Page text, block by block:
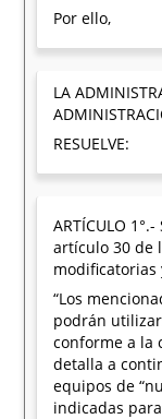
Por ello,
LA
RESUELVE:
ARTÍCULO
artículo 30 de
modificatorias
“Los
podrán
conforme a la
detalla a
equipos de
indicadas